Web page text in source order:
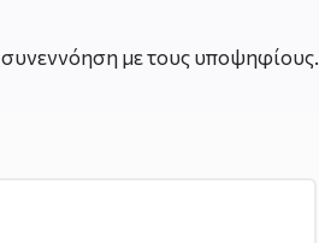
με τους υποψηφίους.